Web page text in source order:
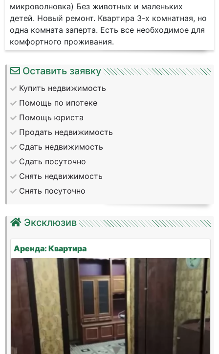
микроволновка) Без животных и маленьких
детей. Новый ремонт. Квартира 3-х комнатная, но
одна комната заперта. Есть все необходимое для
комфортного проживания.
Оставить заявку
Купить недвижимость
Помощь по ипотеке
Помощь юриста
Продать недвижимость
Сдать недвижимость
Сдать посуточно
Снять недвижимость
Снять посуточно
Эксклюзив
Аренда: Квартира